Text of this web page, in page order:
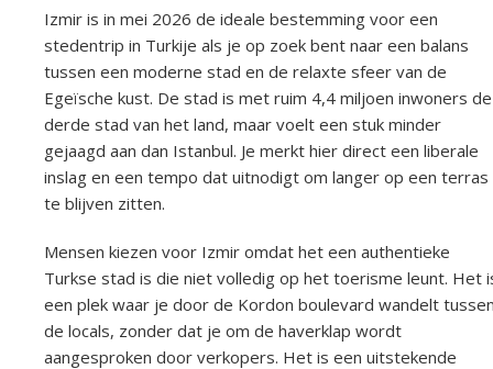
Izmir is in mei 2026 de ideale bestemming voor een
stedentrip in Turkije als je op zoek bent naar een balans
tussen een moderne stad en de relaxte sfeer van de
Egeïsche kust. De stad is met ruim 4,4 miljoen inwoners de
derde stad van het land, maar voelt een stuk minder
gejaagd aan dan Istanbul. Je merkt hier direct een liberale
inslag en een tempo dat uitnodigt om langer op een terras
te blijven zitten.
Mensen kiezen voor Izmir omdat het een authentieke
Turkse stad is die niet volledig op het toerisme leunt. Het
een plek waar je door de Kordon boulevard wandelt
de locals, zonder dat je om de haverklap wordt
aangesproken door verkopers. Het is een uitstekende